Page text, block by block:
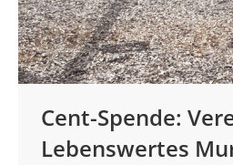
Cent-Spende:
Lebenswertes